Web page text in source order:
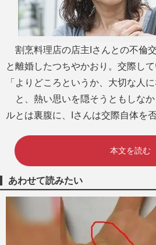
割烹料理店の店主Iさんとの不倫
と離婚したつちやかおり。交際して
「よりどころというか、大切な人に
と、熱い思いを隠そうともしな
ルとは裏腹に、Iさんは交際自体を否
本文を読む
あわせて読みたい